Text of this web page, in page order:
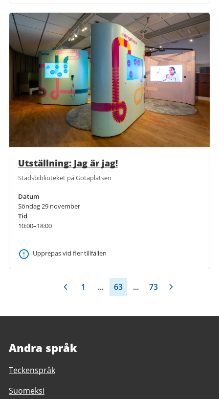
Utställning: Jag är jag!
Stadsbiblioteket på Götaplatsen
Datum
Söndag 29 november
Tid
10:00–18:00
Upprepas vid fler tillfällen
1 ... 63 ... 73
Andra språk
Teckenspråk
Suomeksi